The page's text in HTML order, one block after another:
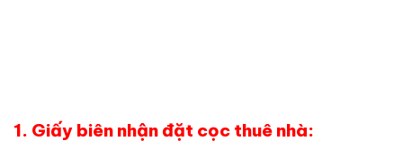
1. Giấy biên nhận đặt cọc thuê nhà: